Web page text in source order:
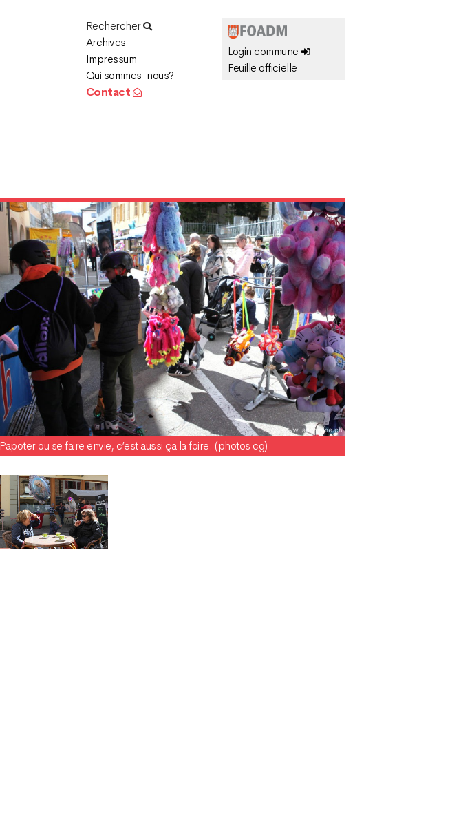
Rechercher
Archives
Impressum
Qui sommes-nous?
Contact
Login commune
Feuille officielle
Papoter ou se faire envie, c’est aussi ça la foire. (photos cg)